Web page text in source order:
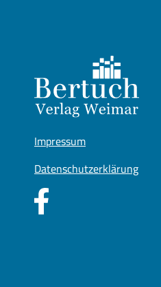
Impressum
Datenschutzerklärung